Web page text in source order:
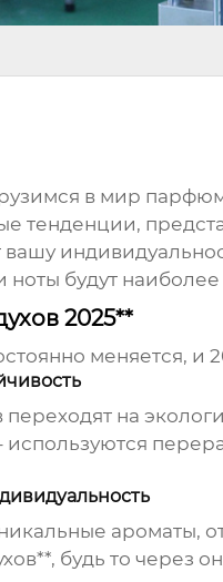
в мир
тенденции,
вашу
ноты будут
2025**
меняется, и
на
используются
ароматы,
будь то через